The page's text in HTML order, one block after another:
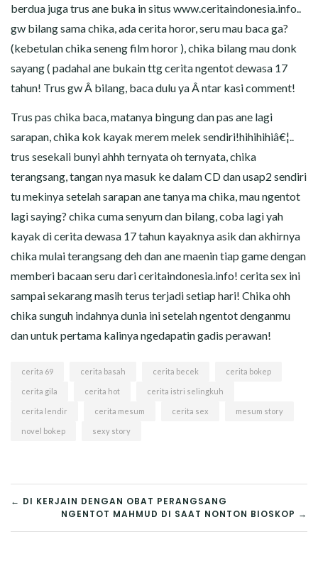
berdua juga trus ane buka in situs www.ceritaindonesia.info..
gw bilang sama chika, ada cerita horor, seru mau baca ga?
(kebetulan chika seneng film horor ), chika bilang mau donk
sayang ( padahal ane bukain ttg cerita ngentot dewasa 17
tahun! Trus gw Â bilang, baca dulu ya Â ntar kasi comment!
Trus pas chika baca, matanya bingung dan pas ane lagi
sarapan, chika kok kayak merem melek sendiri!hihihihiâ€¦..
trus sesekali bunyi ahhh ternyata oh ternyata, chika
terangsang, tangan nya masuk ke dalam CD dan usap2 sendiri
tu mekinya setelah sarapan ane tanya ma chika, mau ngentot
lagi saying? chika cuma senyum dan bilang, coba lagi yah
kayak di cerita dewasa 17 tahun kayaknya asik dan akhirnya
chika mulai terangsang deh dan ane maenin tiap game dengan
memberi bacaan seru dari ceritaindonesia.info! cerita sex ini
sampai sekarang masih terus terjadi setiap hari! Chika ohh
chika sunguh indahnya dunia ini setelah ngentot denganmu
dan untuk pertama kalinya ngedapatin gadis perawan!
cerita 69 cerita basah cerita becek cerita bokep
cerita gila cerita hot cerita istri selingkuh
cerita lendir cerita mesum cerita sex mesum story
novel bokep sexy story
POST
NAVIGATION
← DI KERJAIN DENGAN OBAT PERANGSANG
NGENTOT MAHMUD DI SAAT NONTON BIOSKOP →